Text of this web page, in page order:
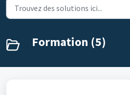
Formation (5)